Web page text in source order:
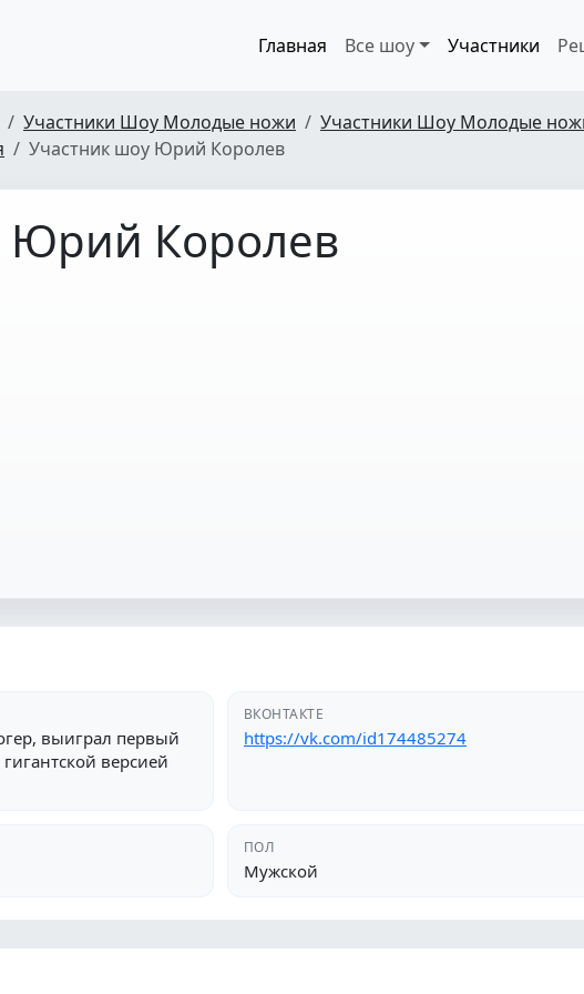
Главная Все шоу Участники
Участники Шоу Молодые ножи
Участники Шоу Молодые
Участник шоу Юрий Королев
Юрий Королев
выиграл первый
версией
ВКОНТАКТЕ
https://vk.com/id174485274
ПОЛ
Мужской